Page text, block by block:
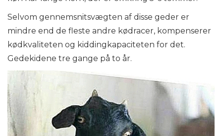
Selvom gennemsnitsvægten af ​​disse geder er
mindre end de fleste andre kødracer, kompenserer
kødkvaliteten og kiddingkapaciteten for det.
Gedekidene tre gange på to år.